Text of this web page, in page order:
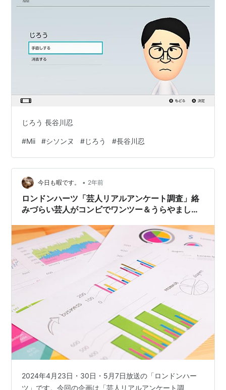
じろう 長谷川忍
#Mii #シソンヌ #じろう #長谷川忍
今日も暇です。 • 2年前
ロンドンハーツ「芸人リアルアンケート調査」絡
みづらい芸人がコンビでワンツー＆うらやましい
2024年4月23日・30日・5月7日放送の「ロンドンハー
ツ」です。今回の企画は「芸人リアルアンケート調